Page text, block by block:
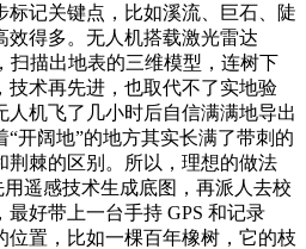
标记关键点，比如溪流、巨石、陡
效得多。无人机搭载激光雷达
扫描出地表的三维模型，连树下
技术再先进，也取代不了实地验
机飞了几小时后自信满满地导出
“开阔地”的地方其实长满了带刺的
棘的区别。所以，理想的做法
用遥感技术生成底图，再派人去校
好带上一台手持 GPS 和记录
位置，比如一棵百年橡树，它的枝